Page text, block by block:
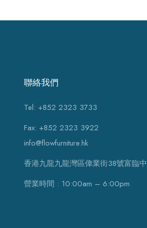
聯絡我們
Tel: +852 2323 3733
Fax: +852 2323 3922
info@flowfurniture.hk
香港九龍九龍灣區偉業街38號富臨
營業時間 : 10:00am – 6:00pm